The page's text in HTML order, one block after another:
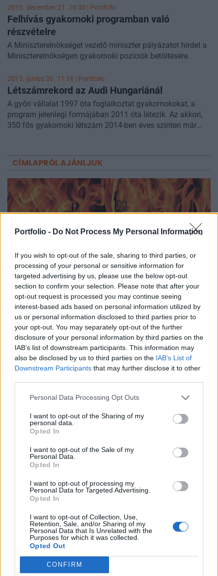
Portfolio - Do Not Process My Personal Information
If you wish to opt-out of the sale, sharing to third parties, or
processing of your personal or sensitive information for
targeted advertising by us, please use the below opt-out
section to confirm your selection. Please note that after your
opt-out request is processed you may continue seeing
interest-based ads based on personal information utilized by
us or personal information disclosed to third parties prior to
your opt-out. You may separately opt-out of the further
disclosure of your personal information by third parties on the
IAB’s list of downstream participants. This information may
also be disclosed by us to third parties on the IAB’s List of
Downstream Participants that may further disclose it to other
Personal Data Processing Opt Outs
I want to opt-out of the Sharing of my
personal data.
Opted In
I want to opt-out of the Sale of my
Personal Data.
Opted In
I want to opt-out of processing my
Personal Data for Targeted Advertising.
Opted In
I want to opt-out of Collection, Use,
Retention, Sale, and/or Sharing of my
Personal Data that Is Unrelated with the
Purposes for which it was collected.
Opted Out
CONFIRM
2015. december 21. 16:30 | Portfolio
Felhívás gyakornoki programban való
részvételre
A Miniszterelnökséget vezető miniszter pályázatot hirdet a
Miniszterelnökségen gyakornoki pozíciók betöltésére.
2015. június 26. 11:16 | Portfolio
Létszámrekord az Audi Hungariánál
A győri vállalat 1997 óta foglalkoztat gyakornokokat, a
program jelenlegi formájában 2011 óta létezik. Az akkori,
350 fős gyakornoki létszám 2014-ben éves szinten már
CÍMLAPRÓL AJÁNLJUK
GLOBÁL
Könyörtelenül lecsaptak az ukrán drónok:
gigantikus lángokkal ég több orosz
olajfinomító
Összesen több mint 15 millió tonna kőolajat dolgoznak fel
évente.
Rendkívüli incidens a határon: drón robbant fel
a NATO területén egy gázvezeték közelében,
azonnal lépett a közeli tagállam
Vizsgálják a drón hátterét.